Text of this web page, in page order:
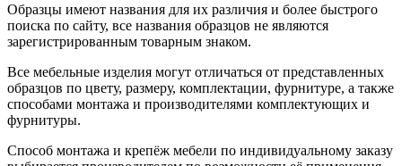
Образцы имеют названия для их различия и более быстрого
поиска по сайту, все названия образцов не являются
зарегистрированным товарным знаком.
Все мебельные изделия могут отличаться от представленных
образцов по цвету, размеру, комплектации, фурнитуре, а также
способами монтажа и производителями комплектующих и
фурнитуры.
Способ монтажа и крепёж мебели по индивидуальному заказу